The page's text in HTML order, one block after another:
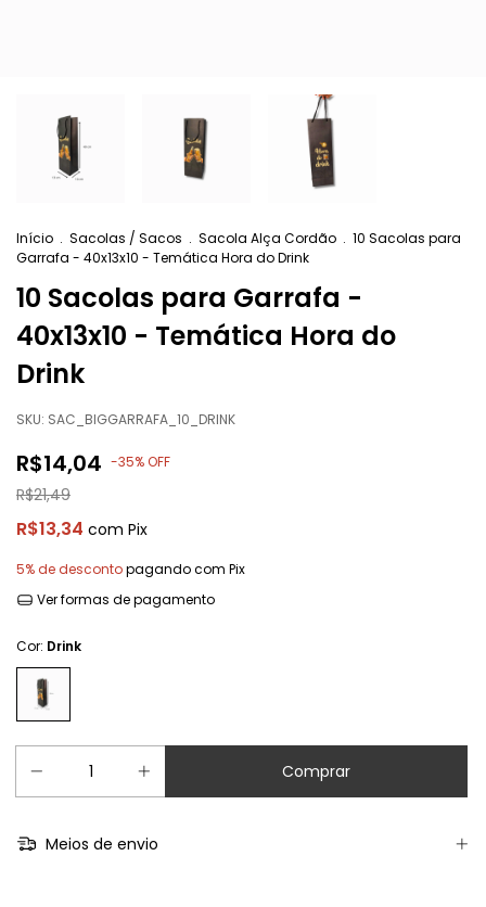
Início . Sacolas / Sacos . Sacola Alça Cordão . 10 Sacolas para
Garrafa - 40x13x10 - Temática Hora do Drink
10 Sacolas para Garrafa -
40x13x10 - Temática Hora do
Drink
SKU: SAC_BIGGARRAFA_10_DRINK
R$14,04 -35% OFF
R$21,49
R$13,34 com Pix
5% de descontopagando com Pix
Ver formas de pagamento
Cor: Drink
Meios de envio